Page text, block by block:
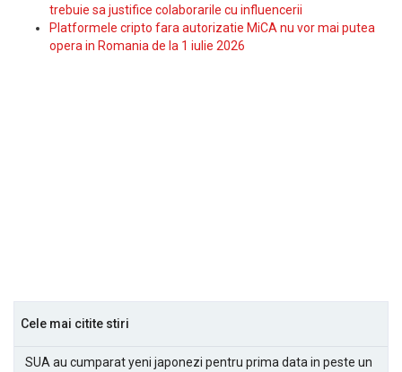
trebuie sa justifice colaborarile cu influencerii
Platformele cripto fara autorizatie MiCA nu vor mai putea
opera in Romania de la 1 iulie 2026
Cele mai citite stiri
SUA au cumparat yeni japonezi pentru prima data in peste un